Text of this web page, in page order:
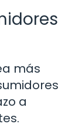
más
a